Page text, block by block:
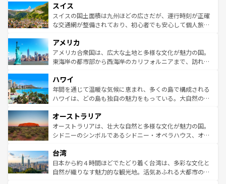
れる地方に足を運ぶとそれぞれで全く異なる文化を体験で
きるだろう。 なお、新着のフランス情報はコンテンツ一覧
を参照してほしい。
は、お酒好きな人にはぜひ体験してほしい。 なお、新着の
ドイツ情報はコンテンツ一覧を参照してほしい。
リアごとに異なる魅力がある。また、優雅なアフタヌーン
ティー、ビール好きにはたまらない英国パブ、サッカー観
戦など、本場だからこそできる体験も豊富。イギリスを旅
ンツ一覧を参照してほしい。
スイス
スイスの国土面積は九州ほどの広さだが、運行時刻が正確
な交通網が整備されており、初心者でも安心して個人旅行
の建物がそのまま残る町や、スイスならではのユニークな
博物館もあり、アルプス観光だけでなく町歩きも満喫する
ことができる。国民の所得が高いため物価も高いが、旅行
ば市内交通費無料で観光を楽しむこともできる。 なお、新
着のスイス情報はコンテンツ一覧 を参照してほしい。
アメリカ
アメリカ合衆国は、広大な土地と多様な文化が魅力の国。
東海岸の都市部から西海岸のカリフォルニアまで、訪れる
のような巨大都市は、観光、ショッピング、エンターテイ
ンメントが詰まった刺激的なスポットだ。一方、アメリカ
西部には大自然が広がり、グランドキャニオンやイエロー
部のニューオーリンズでは、音楽と美食が融合した独特の
文化が魅力。旅行者はアメリカの各地域で異なる魅力を楽
しみながら、その多様性と豊かな歴史を感じることができ
ならではの贅沢な旅のスタイルだ。 なお、新着のアメリカ
情報はコンテンツ一覧を参照してほしい。
ハワイ
年間を通じて温暖な気候に恵まれ、多くの島で構成される
ハワイは、どの島も独自の魅力をもっている。大自然の神
ワイ島は見逃せない。また、定番の観光地といえばオアフ
島だが、静かな自然を求めるならマウイ島やカウアイ島が
おすすめ。エメラルドグリーンに輝く海をはじめ、豊かな
れるおもてなしの心で訪れる人々を迎えてくれるハワイの
人々、おいしいローカルフードやハワイアンミュージッ
ク、伝統的なフラダンスなど、すべてがハワイの魅力を彩
オーストラリア
オーストラリアは、壮大な自然と多様な文化が魅力の国。
シドニーのシンボルであるシドニー・オペラハウス、オー
リアリーフや大陸中央部にそびえるウルル（エアーズロッ
ク）、タスマニアの美しい原生林やケアンズの熱帯雨林な
ど、見どころがたくさん。また、カフェやワイン、オージ
台湾
日本から約４時間ほどでたどり着く台湾は、多彩な文化と
自然が織りなす魅力的な観光地。活気あふれる大都市の台